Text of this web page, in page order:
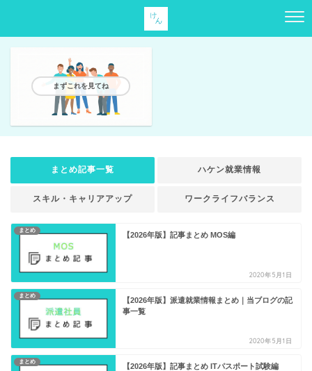
けんの派遣社員ブログ
まずこれを見てね
まとめ記事一覧 ハケン就業情報
スキル・キャリアアップ ワークライフバランス
まとめ
【2026年版】記事まとめ MOS編
2020年5月1日
まとめ
【2026年版】派遣就業情報まとめ｜当ブログの記
事一覧
2020年5月1日
まとめ
【2026年版】記事まとめ ITパスポート試験編